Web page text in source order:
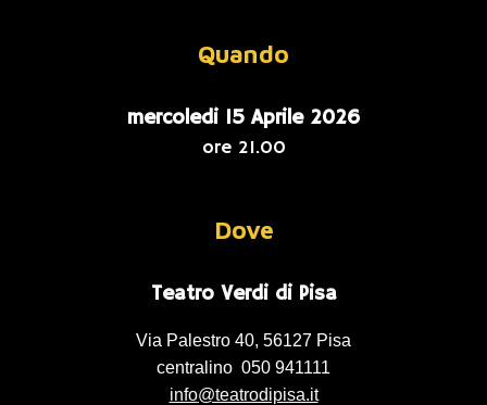
Quando
mercoledi 15 Aprile 2026
ore 21.00
Dove
Teatro Verdi di Pisa
Via Palestro 40, 56127 Pisa
centralino 050 941111
info@teatrodipisa.it